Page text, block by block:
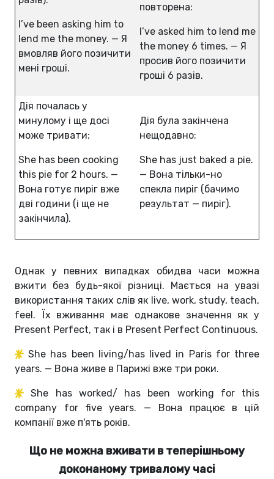
I’ve been asking him to
lend me the money. — Я
вмовляв його позичити
мені гроші.
повторена:
I’ve asked him to lend me
the money 6 times. — Я
просив його позичити
гроші 6 разів.
Дія почалась у
минулому і ще досі
може тривати:
She has been cooking
this pie for 2 hours. —
Вона готує пиріг вже
дві години (і ще не
закінчила).
Дія була закінчена
нещодавно:
She has just baked a pie.
— Вона тільки-но
спекла пиріг (бачимо
результат — пиріг).
Однак у певних випадках обидва часи можна
вжити без будь-якої різниці. Мається на увазі
використання таких слів як live, work, study, teach,
feel. Їх вживання має однакове значення як у
Present Perfect, так і в Present Perfect Continuous.
She has been living/has lived in Paris for three
years. — Вона живе в Парижі вже три роки.
She has worked/ has been working for this
company for five years. — Вона працює в цій
компанії вже п'ять років.
Що не можна вживати в теперішньому
доконаному тривалому часі